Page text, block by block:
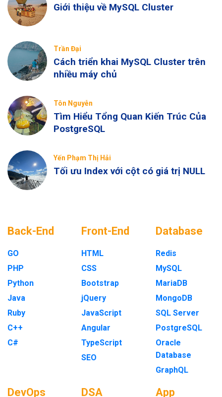
Giới thiệu về MySQL Cluster
Trần Đại
Cách triển khai MySQL Cluster trên
nhiều máy chủ
Tôn Nguyễn
Tìm Hiểu Tổng Quan Kiến Trúc Của
PostgreSQL
Yến Phạm Thị Hải
Tối ưu Index với cột có giá trị NULL
Back-End
GO
PHP
Python
Java
Ruby
C++
C#
Front-End
HTML
CSS
Bootstrap
jQuery
JavaScript
Angular
TypeScript
SEO
Database
Redis
MySQL
MariaDB
MongoDB
SQL Server
PostgreSQL
Oracle
Database
GraphQL
DevOps DSA App